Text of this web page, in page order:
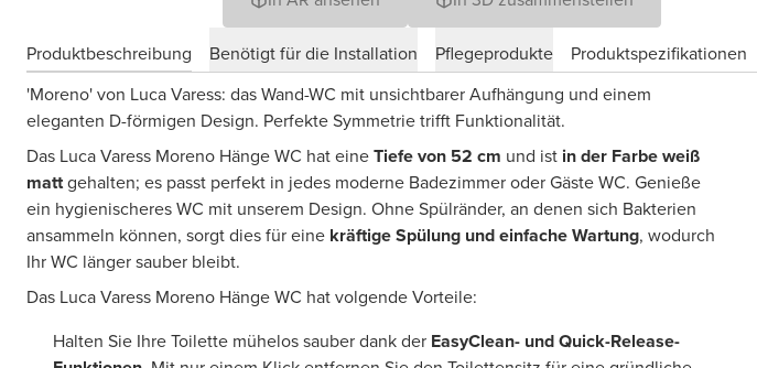
Produktbeschreibung Benötigt für die Installation Pflegeprodukte Produktspezifikationen
'Moreno' von Luca Varess: das Wand-WC mit unsichtbarer Aufhängung und einem
eleganten D-förmigen Design. Perfekte Symmetrie trifft Funktionalität.
Das Luca Varess Moreno Hänge WC hat eineTiefe von 52 cm und ist in der Farbe weiß
mattgehalten; es passt perfekt in jedes moderne Badezimmer oder Gäste WC. Genieße
ein hygienischeres WC mit unserem Design. Ohne Spülränder, an denen sich Bakterien
ansammeln können, sorgt dies für eine kräftige Spülung und einfache Wartung, wodurch
Ihr WC länger sauber bleibt.
Das Luca Varess Moreno Hänge WC hat volgende Vorteile:
Halten Sie Ihre Toilette mühelos sauber dank der EasyClean- und Quick-Release-